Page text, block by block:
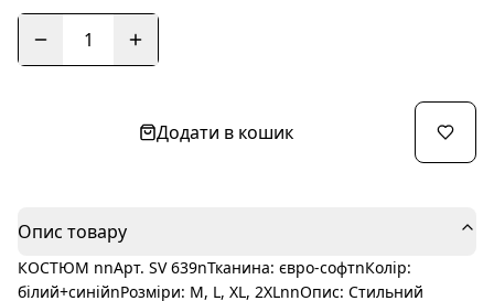
1
Додати в кошик
Опис товару
КОСТЮМ nnАрт. SV 639nТканина: євро-софтnКолір:
білий+синійnРозміри: M, L, XL, 2XLnnОпис: Стильний